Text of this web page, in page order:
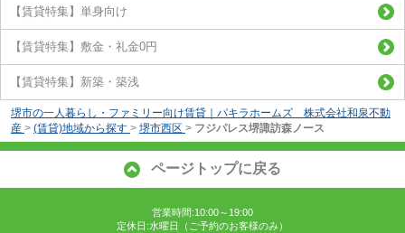
【賃貸特集】単身向け
【賃貸特集】敷金・礼金0円
【賃貸特集】新築・築浅
堺市の一人暮らし・ファミリー向け賃貸｜パキラホームズ 株式会社和泉不動
産 > (賃貸)地域から探す > 堺市西区 > フジパレス堺諏訪森ノース
ページトップに戻る
営業時間:10:00～19:00
定休日:水曜日（ご予約のお客様のみ）